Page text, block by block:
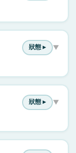
狀態 ▸ ▼
狀態 ▸ ▼